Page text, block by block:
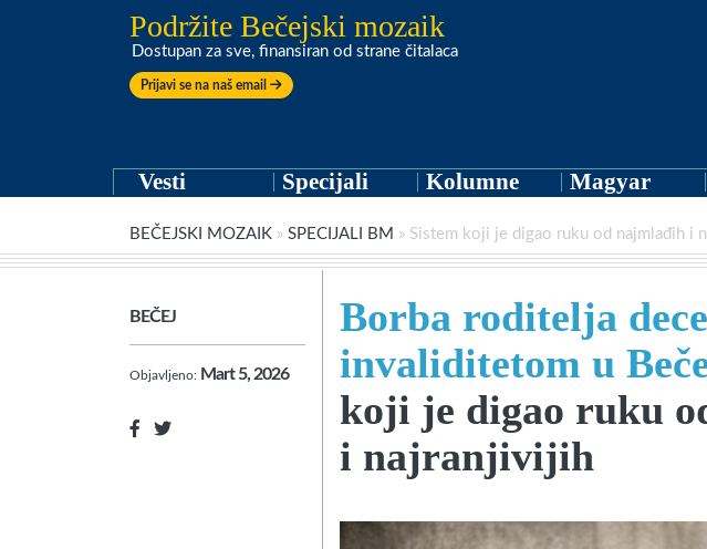
Podržite Bečejski mozaik
Dostupan za sve, finansiran od strane čitalaca
Prijavi se na naš email
Vesti Specijali Kolumne Magyar
BEČEJSKI MOZAIK » SPECIJALI BM » Sistem koji je digao ruku od najmlađih i
BEČEJ
Objavljeno: Mart 5, 2026
Borba roditelja
invaliditetom u
koji je digao ruku
i najranjivijih